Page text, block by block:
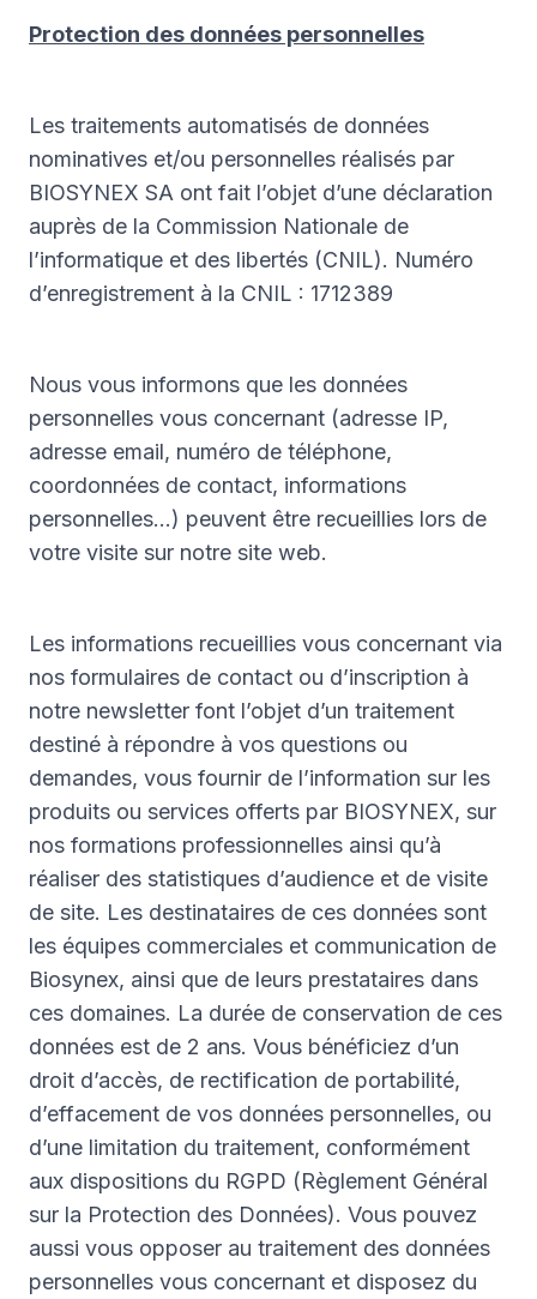
Protection des données personnelles
Les traitements automatisés de données
nominatives et/ou personnelles réalisés par
BIOSYNEX SA ont fait l’objet d’une déclaration
auprès de la Commission Nationale de
l’informatique et des libertés (CNIL). Numéro
d’enregistrement à la CNIL : 1712389
Nous vous informons que les données
personnelles vous concernant (adresse IP,
adresse email, numéro de téléphone,
coordonnées de contact, informations
personnelles…) peuvent être recueillies lors de
votre visite sur notre site web.
Les informations recueillies vous concernant via
nos formulaires de contact ou d’inscription à
notre newsletter font l’objet d’un traitement
destiné à répondre à vos questions ou
demandes, vous fournir de l’information sur les
produits ou services offerts par BIOSYNEX, sur
nos formations professionnelles ainsi qu’à
réaliser des statistiques d’audience et de visite
de site. Les destinataires de ces données sont
les équipes commerciales et communication de
Biosynex, ainsi que de leurs prestataires dans
ces domaines. La durée de conservation de ces
données est de 2 ans. Vous bénéficiez d’un
droit d’accès, de rectification de portabilité,
d’effacement de vos données personnelles, ou
d’une limitation du traitement, conformément
aux dispositions du RGPD (Règlement Général
sur la Protection des Données). Vous pouvez
aussi vous opposer au traitement des données
personnelles vous concernant et disposez du